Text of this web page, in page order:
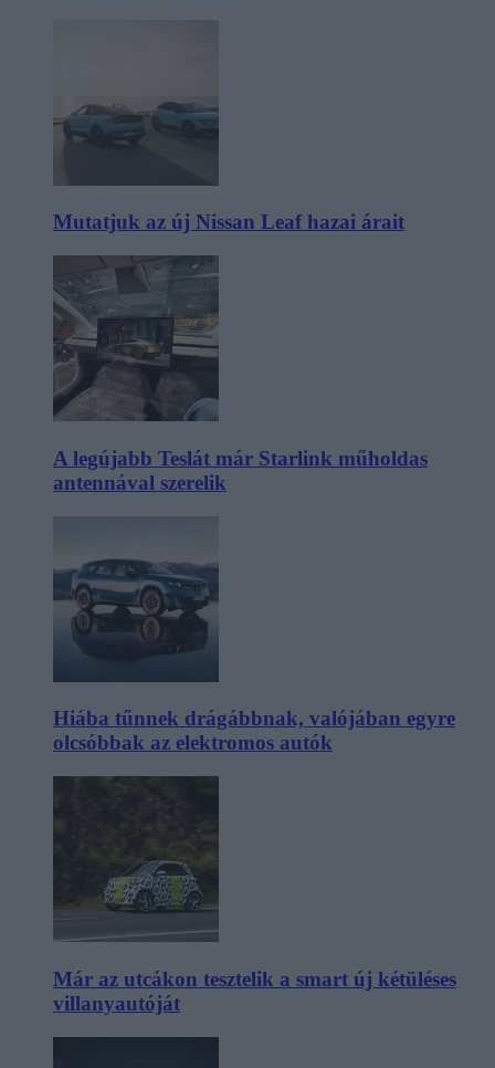
Mutatjuk az új Nissan Leaf hazai árait
A legújabb Teslát már Starlink műholdas
antennával szerelik
Hiába tűnnek drágábbnak, valójában egyre
olcsóbbak az elektromos autók
Már az utcákon tesztelik a smart új kétüléses
villanyautóját